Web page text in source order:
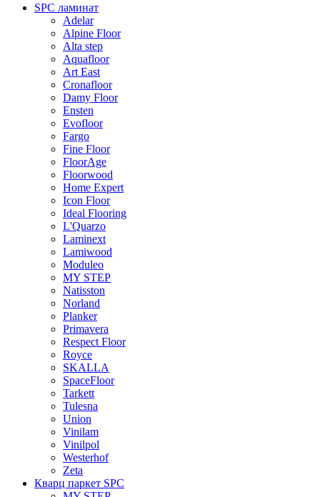
SPC ламинат
Adelar
Alpine Floor
Alta step
Aquafloor
Art East
Cronafloor
Damy Floor
Ensten
Evofloor
Fargo
Fine Floor
FloorAge
Floorwood
Home Expert
Icon Floor
Ideal Flooring
L'Quarzo
Laminext
Lamiwood
Moduleo
MY STEP
Natisston
Norland
Planker
Primavera
Respect Floor
Royce
SKALLA
SpaceFloor
Tarkett
Tulesna
Union
Vinilam
Vinilpol
Westerhof
Zeta
Кварц паркет SPC